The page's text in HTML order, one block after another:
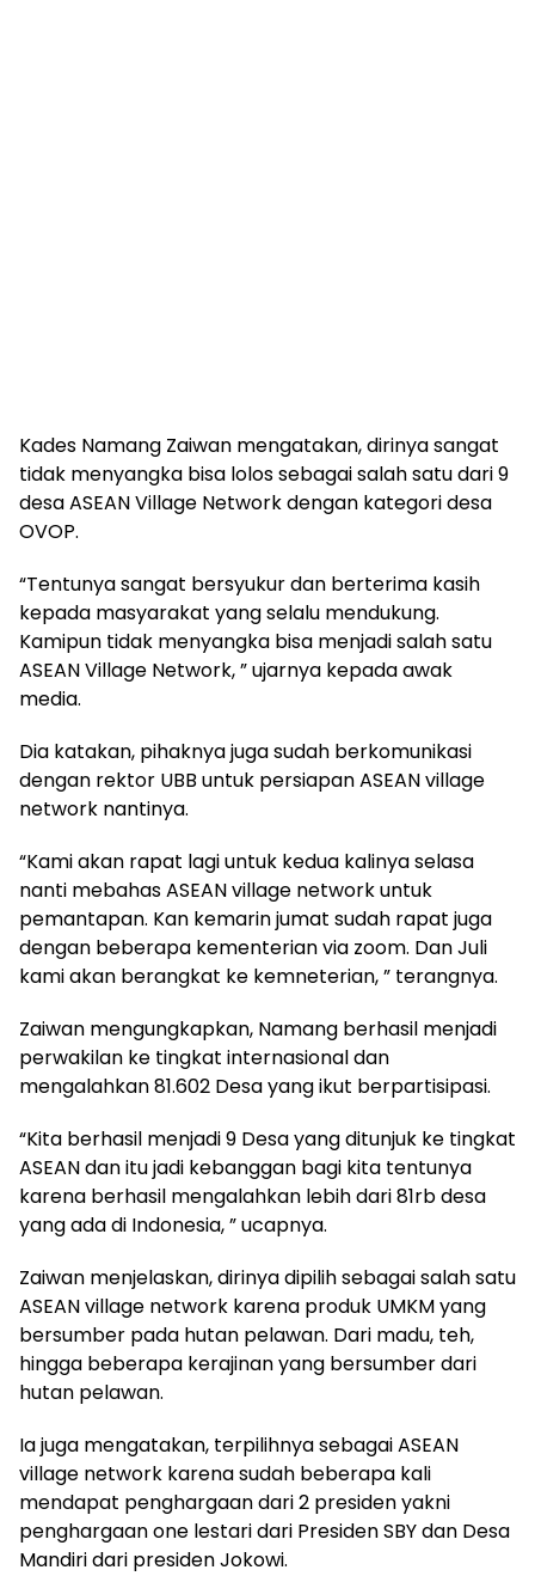
Kades Namang Zaiwan mengatakan, dirinya sangat
tidak menyangka bisa lolos sebagai salah satu dari 9
desa ASEAN Village Network dengan kategori desa
OVOP.
“Tentunya sangat bersyukur dan berterima kasih
kepada masyarakat yang selalu mendukung.
Kamipun tidak menyangka bisa menjadi salah satu
ASEAN Village Network, ” ujarnya kepada awak
media.
Dia katakan, pihaknya juga sudah berkomunikasi
dengan rektor UBB untuk persiapan ASEAN village
network nantinya.
“Kami akan rapat lagi untuk kedua kalinya selasa
nanti mebahas ASEAN village network untuk
pemantapan. Kan kemarin jumat sudah rapat juga
dengan beberapa kementerian via zoom. Dan Juli
kami akan berangkat ke kemneterian, ” terangnya.
Zaiwan mengungkapkan, Namang berhasil menjadi
perwakilan ke tingkat internasional dan
mengalahkan 81.602 Desa yang ikut berpartisipasi.
“Kita berhasil menjadi 9 Desa yang ditunjuk ke tingkat
ASEAN dan itu jadi kebanggan bagi kita tentunya
karena berhasil mengalahkan lebih dari 81rb desa
yang ada di Indonesia, ” ucapnya.
Zaiwan menjelaskan, dirinya dipilih sebagai salah satu
ASEAN village network karena produk UMKM yang
bersumber pada hutan pelawan. Dari madu, teh,
hingga beberapa kerajinan yang bersumber dari
hutan pelawan.
Ia juga mengatakan, terpilihnya sebagai ASEAN
village network karena sudah beberapa kali
mendapat penghargaan dari 2 presiden yakni
penghargaan one lestari dari Presiden SBY dan Desa
Mandiri dari presiden Jokowi.